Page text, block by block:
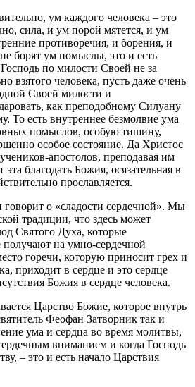
ум каждого человека – это
сила, и ум порой мятется, и ум
противоречия, и борения, и
борят ум помыслы, это и есть
по милости Своей не за
взятого человека, пусть даже очень
Своей милости и
как преподобному Силуану
То есть внутреннее безмолвие ума
помыслов, особую тишину,
особое состояние. Да Христос
апостолов, преподавая им
благодать Божия, осязательная в
прославляется.
о «сладости сердечной». Мы
традиции, что здесь может
Святого Духа, которые
на умно-сердечной
горечи, которую приносит грех и
приходит в сердце и это сердце
Божия в сердце человека.
Царство Божие, которое внутрь
Феофан Затворник так и
ума и сердца во время молитвы,
вниманием и когда Господь
– это и есть начало Царствия